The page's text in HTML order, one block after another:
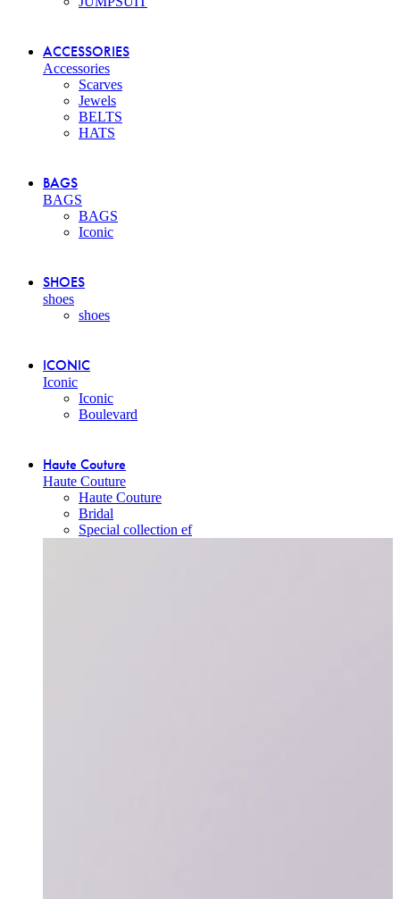
ACCESSORIES
Accessories
Scarves
Jewels
BELTS
HATS
BAGS
BAGS
BAGS
Iconic
SHOES
shoes
shoes
ICONIC
Iconic
Iconic
Boulevard
Haute Couture
Haute Couture
Haute Couture
Bridal
Special collection ef